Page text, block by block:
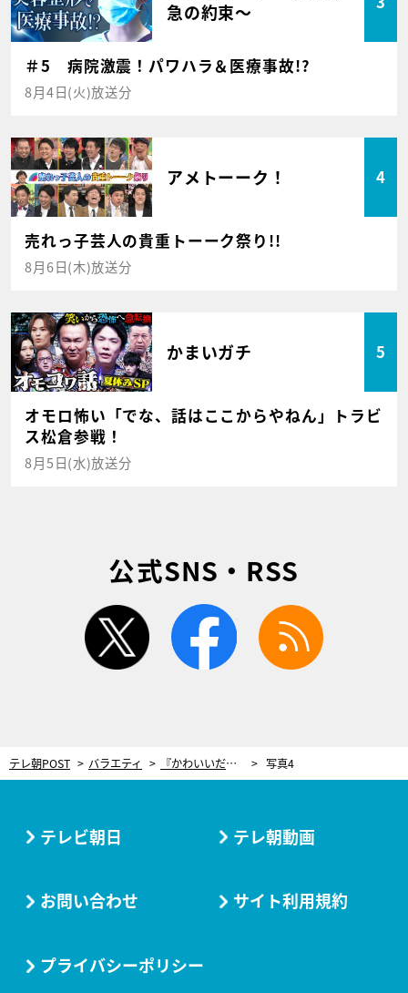
急の約束～
＃5 病院激震！パワハラ＆医療事故!?
8月4日(火)放送分
アメトーーク！ 4
売れっ子芸人の貴重トーーク祭り!!
8月6日(木)放送分
かまいガチ 5
オモロ怖い「でな、話はここからやねん」トラビ
ス松倉参戦！
8月5日(水)放送分
公式SNS・RSS
twitter facebook
テレ朝POST バラエティ 『かわいいだけじゃだめですか？』で大バズりのCUTIE STREET！先輩・FRUITS ZIPPERと“強心臓”対決 写真4
テレビ朝日 テレ朝動画
お問い合わせ サイト利用規約
プライバシーポリシー